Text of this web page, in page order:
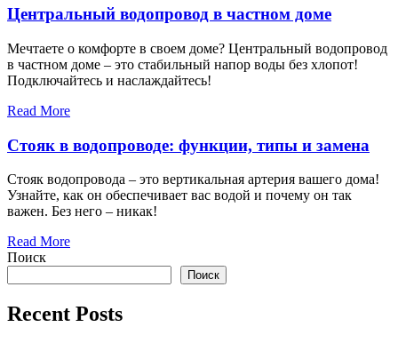
Центральный водопровод в частном доме
Мечтаете о комфорте в своем доме? Центральный водопровод
в частном доме – это стабильный напор воды без хлопот!
Подключайтесь и наслаждайтесь!
Read More
Стояк в водопроводе: функции, типы и замена
Стояк водопровода – это вертикальная артерия вашего дома!
Узнайте, как он обеспечивает вас водой и почему он так
важен. Без него – никак!
Read More
Поиск
Поиск
Recent Posts